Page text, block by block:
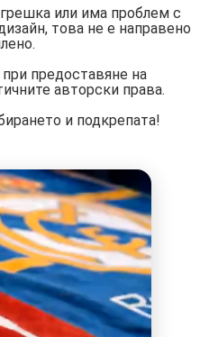
или има проблем с
това не е направено
предоставяне на
авторски права.
и подкрепата!